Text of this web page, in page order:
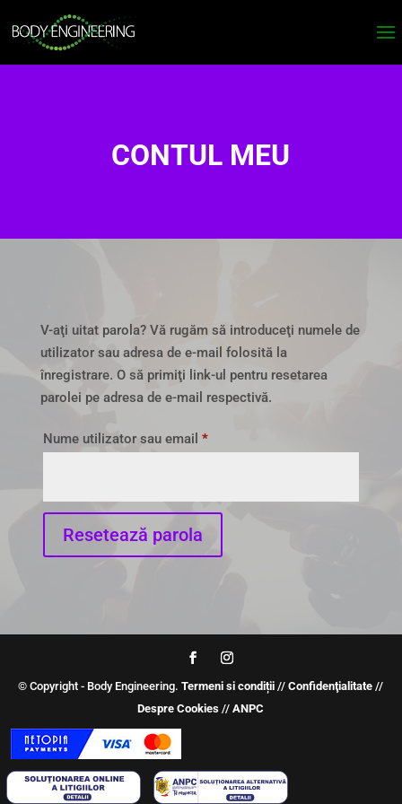
CONTUL MEU
V-aţi uitat parola? Vă rugăm să introduceţi numele de
utilizator sau adresa de e-mail folosită la
înregistrare. O să primiţi link-ul pentru resetarea
parolei pe adresa de e-mail respectivă.
Nume utilizator sau email *Obligatoriu
Resetează parola
© Copyright - Body Engineering.Termeni si condiții //Confidenţialitate //
Despre Cookies //ANPC